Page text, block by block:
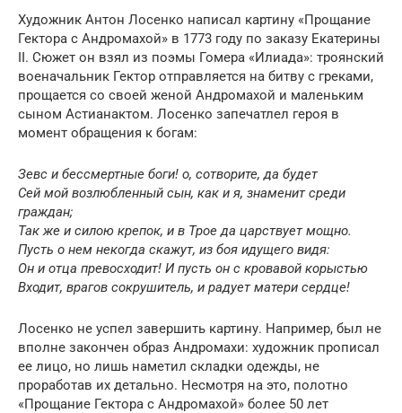
Художник Антон Лосенко написал картину «Прощание
Гектора с Андромахой» в 1773 году по заказу Екатерины
II. Сюжет он взял из поэмы Гомера «Илиада»: троянский
военачальник Гектор отправляется на битву с греками,
прощается со своей женой Андромахой и маленьким
сыном Астианактом. Лосенко запечатлел героя в
момент обращения к богам:
Зевс и бессмертные боги! о, сотворите, да будет
Сей мой возлюбленный сын, как и я, знаменит среди
граждан;
Так же и силою крепок, и в Трое да царствует мощно.
Пусть о нем некогда скажут, из боя идущего видя:
Он и отца превосходит! И пусть он с кровавой корыстью
Входит, врагов сокрушитель, и радует матери сердце!
Лосенко не успел завершить картину. Например, был не
вполне закончен образ Андромахи: художник прописал
ее лицо, но лишь наметил складки одежды, не
проработав их детально. Несмотря на это, полотно
«Прощание Гектора с Андромахой» более 50 лет